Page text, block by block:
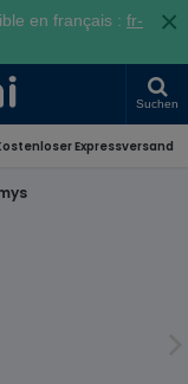
en français : fr-
×
Suchen
Expressversand